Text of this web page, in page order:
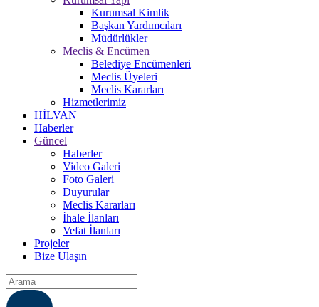
Kurumsal Kimlik
Başkan Yardımcıları
Müdürlükler
Meclis & Encümen
Belediye Encümenleri
Meclis Üyeleri
Meclis Kararları
Hizmetlerimiz
HİLVAN
Haberler
Güncel
Haberler
Video Galeri
Foto Galeri
Duyurular
Meclis Kararları
İhale İlanları
Vefat İlanları
Projeler
Bize Ulaşın